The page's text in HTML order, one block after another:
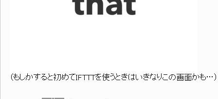
（もしかすると初めてIFTTTを使うときはいきなりこの画面かも…）